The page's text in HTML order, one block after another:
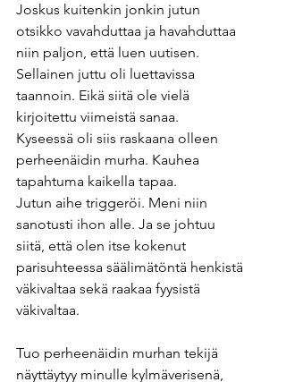
Joskus kuitenkin jonkin jutun
otsikko vavahduttaa ja havahduttaa
niin paljon, että luen uutisen.
Sellainen juttu oli luettavissa
taannoin. Eikä siitä ole vielä
kirjoitettu viimeistä sanaa.
Kyseessä oli siis raskaana olleen
perheenäidin murha. Kauhea
tapahtuma kaikella tapaa.
Jutun aihe triggeröi. Meni niin
sanotusti ihon alle. Ja se johtuu
siitä, että olen itse kokenut
parisuhteessa säälimätöntä henkistä
väkivaltaa sekä raakaa fyysistä
väkivaltaa.
Tuo perheenäidin murhan tekijä
näyttäytyy minulle kylmäverisenä,